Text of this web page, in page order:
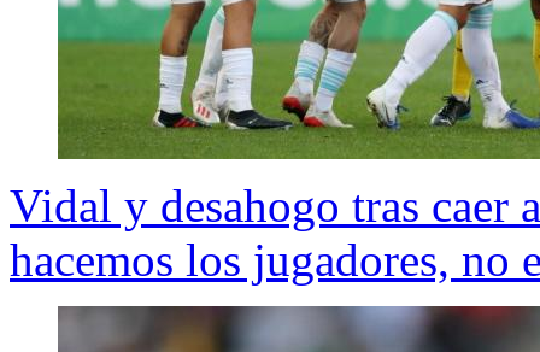
Vidal y desahogo tras caer
hacemos los jugadores, no